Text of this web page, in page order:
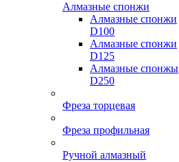
Алмазные спонжи
Алмазные спонжи
D100
Алмазные спонжи
D125
Алмазные спонжы
D250
Фреза торцевая
Фреза профильная
Ручной алмазный